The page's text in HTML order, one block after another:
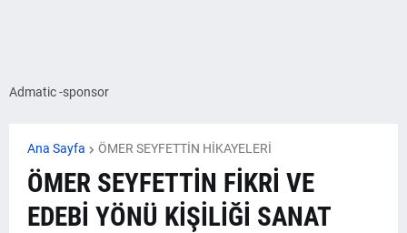
Admatic -sponsor
Ana Sayfa ÖMER SEYFETTİN HİKAYELERİ
ÖMER SEYFETTİN FİKRİ VE
EDEBİ YÖNÜ KİŞİLİĞİ SANAT